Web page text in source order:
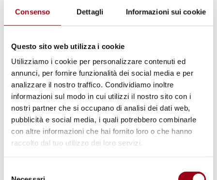
Consenso Dettagli Informazioni sui cookie
Questo sito web utilizza i cookie
Utilizziamo i cookie per personalizzare contenuti ed
annunci, per fornire funzionalità dei social media e per
analizzare il nostro traffico. Condividiamo inoltre
informazioni sul modo in cui utilizzi il nostro sito con i
nostri partner che si occupano di analisi dei dati web,
pubblicità e social media, i quali potrebbero combinarle
con altre informazioni che hai fornito loro o che hanno
raccolto dal tuo utilizzo dei loro servizi.
manifestato il loro accordo o qualora il
alcuno dei delegati interessati abbia sollevato
obiezioni, e qualora, a giudizio del
Commissario generale, il rifugio risponda alle
condizioni previste all'articolo 8 della
Convenzione, il Commissario generale
chiederà al Direttore generale
dell'Organizzazione delle Nazioni Unite per